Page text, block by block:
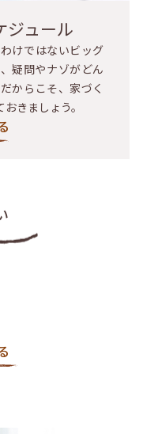
ジュール
けではないビッグ
疑問やナゾがどん
からこそ、家づく
きましょう。